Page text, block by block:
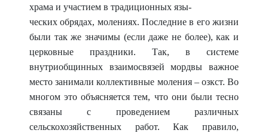
храма и участием в традиционных язы-
ческих обрядах, молениях. Последние в его жизни
были так же значимы (если даже не более), как и
церковные праздники. Так, в системе
внутриобщинных взаимосвязей мордвы важное
место занимали коллективные моления – озкст. Во
многом это объясняется тем, что они были тесно
связаны с проведением различных
сельскохозяйственных работ. Как правило,